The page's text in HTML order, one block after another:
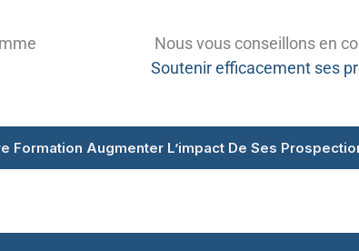
Nous vous conseillons en
Soutenir efficacement ses
Formation Augmenter L’impact De Ses